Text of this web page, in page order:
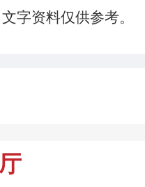
字资料仅供参考。